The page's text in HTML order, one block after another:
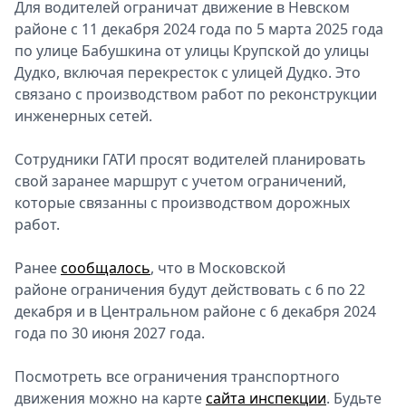
Для водителей ограничат движение в Невском
районе с 11 декабря 2024 года по 5 марта 2025 года
по улице Бабушкина от улицы Крупской до улицы
Дудко, включая перекресток с улицей Дудко. Это
связано с производством работ по реконструкции
инженерных сетей.
Сотрудники ГАТИ просят водителей планировать
свой заранее маршрут с учетом ограничений,
которые связанны с производством дорожных
работ.
Ранеесообщалось, что в Московской
районе ограничения будут действовать с 6 по 22
декабря и в Центральном районе с 6 декабря 2024
года по 30 июня 2027 года.
Посмотреть все ограничения транспортного
движения можно на картесайта инспекции. Будьте